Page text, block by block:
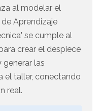
al modelar el
Aprendizaje
se cumple al
crear el despiece
las
el taller, conectando
real.